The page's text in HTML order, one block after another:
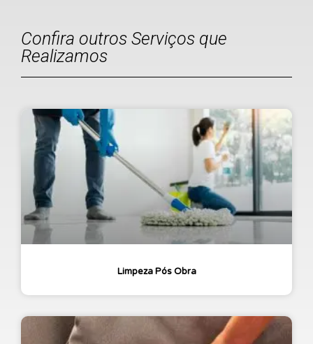
Confira outros Serviços que
Realizamos
Limpeza Pós Obra